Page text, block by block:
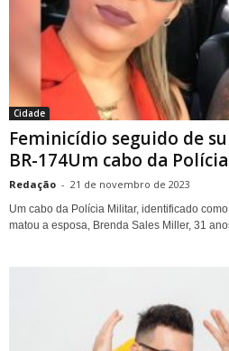
Cidade
Feminicídio seguido de
BR-174Um cabo da
Redação - 21 de novembro de 2023
Um cabo da Polícia Militar, identificado
matou a esposa, Brenda Sales Miller, 31